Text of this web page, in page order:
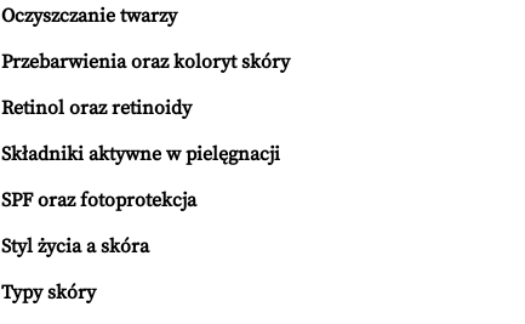
Oczyszczanie twarzy
Przebarwienia oraz koloryt skóry
Retinol oraz retinoidy
Składniki aktywne w pielęgnacji
SPF oraz fotoprotekcja
Styl życia a skóra
Typy skóry